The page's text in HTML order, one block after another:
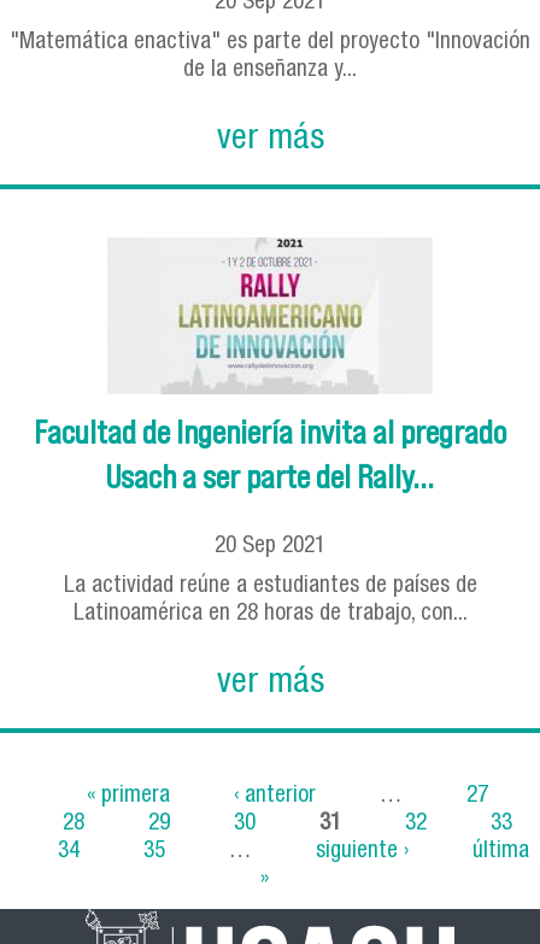
"Matemática enactiva" es parte del proyecto "Innovación
de la enseñanza y...
ver más
Facultad de Ingeniería invita al pregrado
Usach a ser parte del Rally...
20 Sep 2021
La actividad reúne a estudiantes de países de
Latinoamérica en 28 horas de trabajo, con...
ver más
Páginas
« primera ‹ anterior …
27
28
29 30 31 32
33
34
35 … siguiente ›
última
»